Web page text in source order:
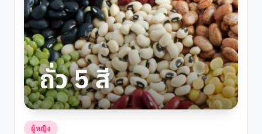
Posted
ผู้หญิง